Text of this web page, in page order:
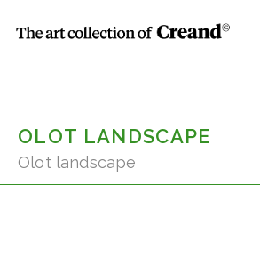
Menú
OLOT LANDSCAPE
Olot landscape